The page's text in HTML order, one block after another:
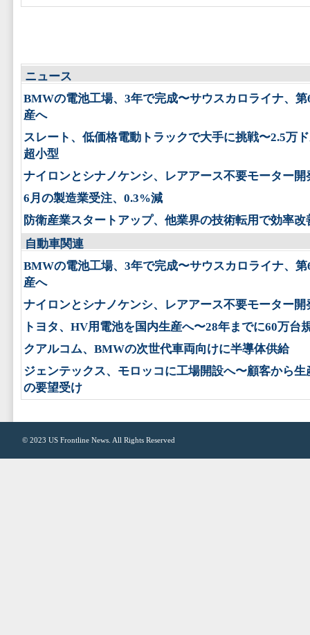
ニュース
BMWの電池工場、3年で完成〜サウスカロライナ、第
産へ
スレート、低価格電動トラックで大手に挑戦〜2.5万
超小型
ナイロンとシナノケンシ、レアアース不要モーター開
6月の製造業受注、0.3%減
防衛産業スタートアップ、他業界の技術転用で効率改
自動車関連
BMWの電池工場、3年で完成〜サウスカロライナ、第
産へ
ナイロンとシナノケンシ、レアアース不要モーター開
トヨタ、HV用電池を国内生産へ〜28年までに60万台
クアルコム、BMWの次世代車両向けに半導体供給
ジェンテックス、モロッコに工場開設へ〜顧客から生
の要望受け
© 2023 US Frontline News . All Rights Reserved